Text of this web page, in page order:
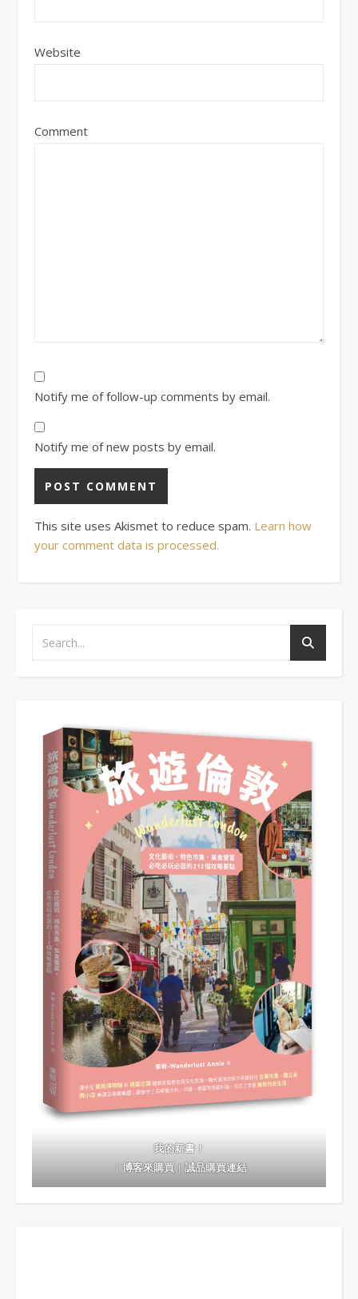
Website
Comment
Notify me of follow-up comments by email.
Notify me of new posts by email.
This site uses Akismet to reduce spam. Learn how
your comment data is processed.
我的新書！
｜博客來購買｜誠品購買連結